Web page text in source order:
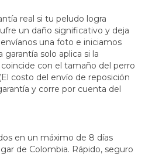
real si tu peludo logra
un daño significativo y deja
una foto e iniciamos
garantía solo aplica si la
con el tamaño del perro
costo del envío de reposición
y corre por cuenta del
en un máximo de 8 días
de Colombia. Rápido, seguro